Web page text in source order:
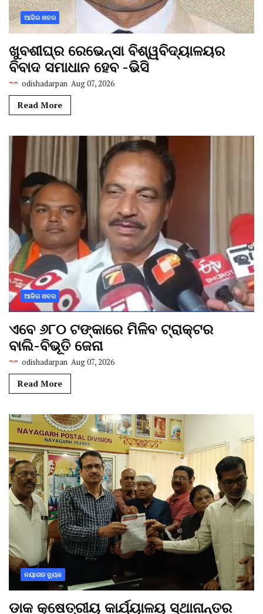
ଆଜିର ଖବର
ଖୁବଶୀଘ୍ର ରେଭେନ୍ସା ବିଶ୍ୱବିଦ୍ୟାଳୟର
ବିବାଦ ସମାଧାନ ହେବ -ଭିସି
odishadarpan Aug 07, 2026
Read More
ଆଜିର ଖବର
ଏବେ ୬୮୦ ଟଙ୍କାରେ ମିଳିବ ଟ୍ରାକ୍ଟର
ବାଲି-ବିଭୂତି ଜେନା
odishadarpan Aug 07, 2026
Read More
ନୟାଗଡ ନ୍ୟୁଜ
ଡାକ କ୍ଷେତ୍ରୀୟ କାର୍ଯ୍ୟାଳୟ ସ୍ଥାନାନ୍ତର